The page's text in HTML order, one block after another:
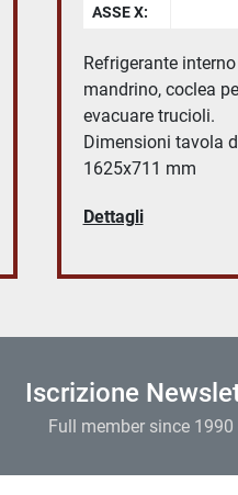
ASSE X:
Refrigerante interno
mandrino, coclea
evacuare trucioli.
Dimensioni tavola
1625x711 mm
Dettagli
Iscrizione
Full member since